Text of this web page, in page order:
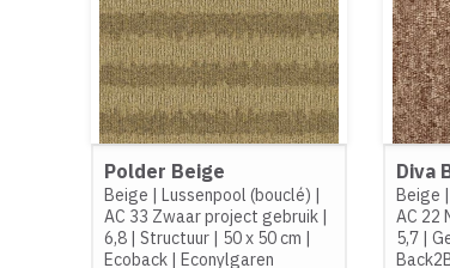
Polder Beige
Beige | Lussenpool (bouclé) |
AC 33 Zwaar project gebruik |
6,8 | Structuur | 50 x 50 cm |
Ecoback | Econylgaren
Diva
Beige
AC 22
5,7 |